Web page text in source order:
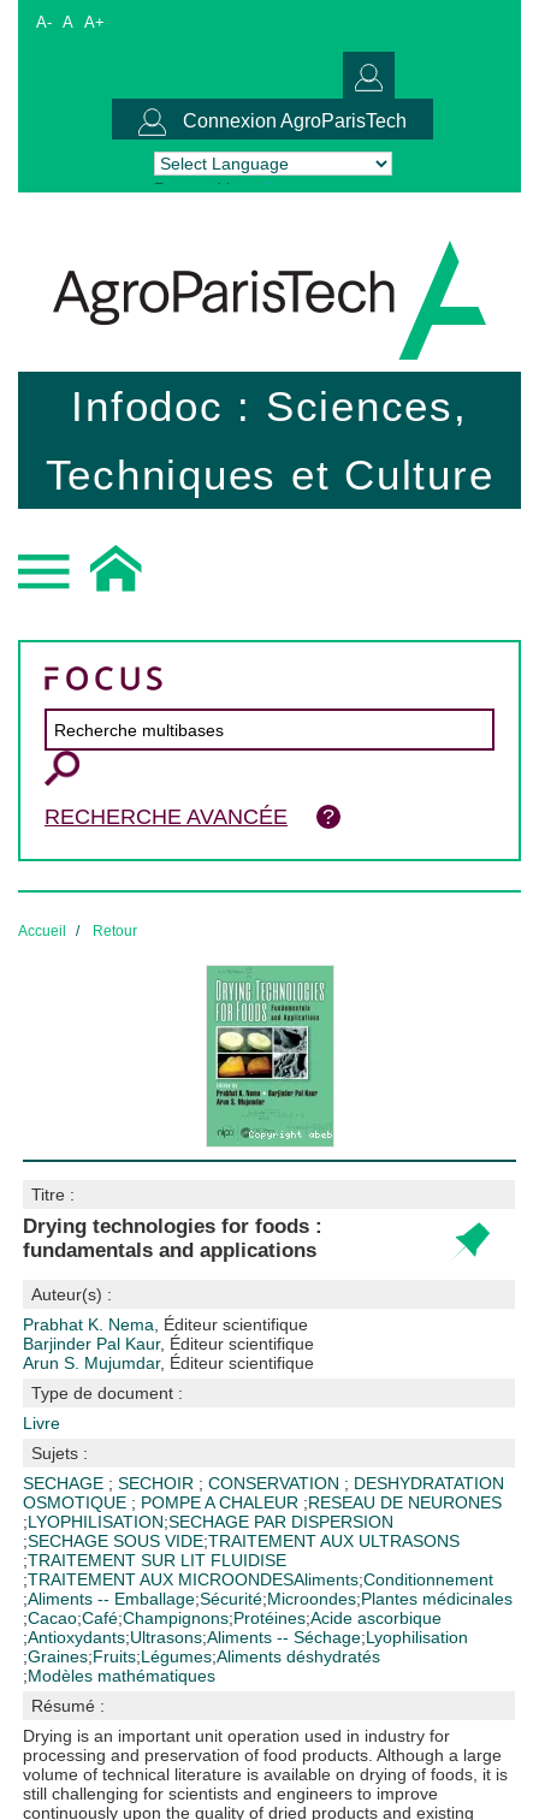
A- A A+
Connexion AgroParisTech
Powered by Translate
Infodoc : Sciences,
Techniques et Culture
RECHERCHE AVANCÉE
Accueil Retour
Titre :
Drying technologies for foods :
fundamentals and applications
Auteur(s) :
Prabhat K. Nema , Éditeur scientifique
Barjinder Pal Kaur, Éditeur scientifique
Arun S. Mujumdar, Éditeur scientifique
Type de document :
Livre
Sujets :
SECHAGE ;SECHOIR ;CONSERVATION ; DESHYDRATATION
OSMOTIQUE ; POMPE A CHALEUR ;RESEAU DE NEURONES
;LYOPHILISATION;SECHAGE PAR DISPERSION
;SECHAGE SOUS VIDE;TRAITEMENT AUX ULTRASONS
;TRAITEMENT SUR LIT FLUIDISE
;TRAITEMENT AUX MICROONDESAliments;Conditionnement
;Aliments -- Emballage;Sécurité;Microondes;Plantes médicinales
;Cacao;Café;Champignons;Protéines;Acide ascorbique
;Antioxydants;Ultrasons;Aliments -- Séchage;Lyophilisation
;Graines;Fruits;Légumes;Aliments déshydratés
;Modèles mathématiques
Résumé :
Drying is an important unit operation used in industry for
processing and preservation of food products. Although a large
volume of technical literature is available on drying of foods, it is
still challenging for scientists and engineers to improve
continuously upon the quality of dried products and existing